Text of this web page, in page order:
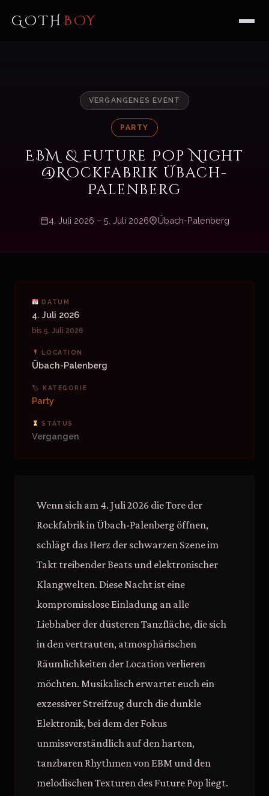
GOTH BOY
VERGANGENES EVENT
PARTY
EBM & Future Pop Night
@Rockfabrik Übach-
Palenberg
4. Juli 2026 – 5. Juli 2026 Übach-Palenberg
DATUM
4. Juli 2026
bis 5. Juli 2026
LOCATION
Übach-Palenberg
🏷 KATEGORIE
Party
STATUS
Vergangen
Wenn sich am 4. Juli 2026 die Tore der
Rockfabrik in Übach-Palenberg öffnen,
schlägt das Herz der schwarzen Szene im
Takt treibender Beats und elektronischer
Klangwelten. Diese Nacht ist eine
kompromisslose Einladung an alle
Liebhaber der düsteren Tanzfläche, die sich
in den vertrauten, atmosphärischen
Räumlichkeiten der Location verlieren
möchten. Musikalisch erwartet euch ein
exzessiver Streifzug durch die dunkle
Elektronik, bei dem der Fokus
unmissverständlich auf den harten,
tanzbaren Rhythmen von EBM und den
melodischen Texturen des Future Pop liegt.